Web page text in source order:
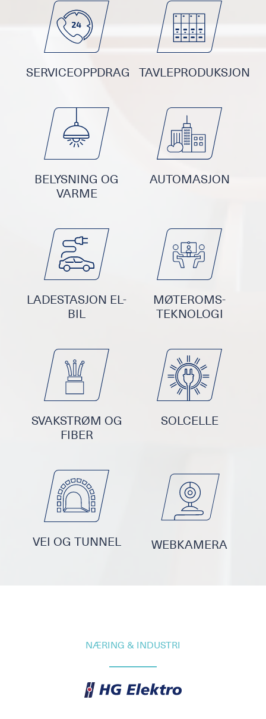
SERVICEOPPDRAG TAVLEPRODUKSJON
BELYSNING OG
VARME
AUTOMASJON
LADESTASJON EL-
BIL
MØTEROMS-
TEKNOLOGI
SVAKSTRØM OG
FIBER
SOLCELLE
VEI OG TUNNEL WEBKAMERA
NÆRING & INDUSTRI